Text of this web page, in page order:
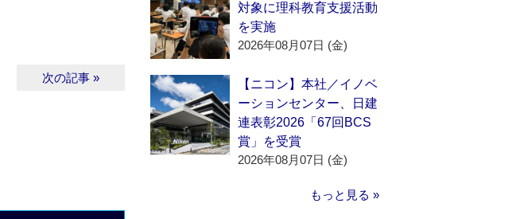
次の記事 »
対象に理科教育支援活動
を実施
2026年08月07日 (金)
【ニコン】本社／イノベ
ーションセンター、日建
連表彰2026「67回BCS
賞」を受賞
2026年08月07日 (金)
もっと見る »